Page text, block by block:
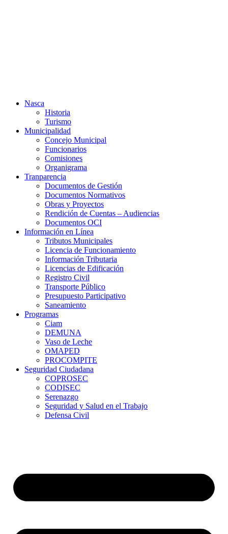
Nasca
Historia
Turismo
Municipalidad
Concejo Municipal
Funcionarios
Comisiones
Organigrama
Tranparencia
Documentos de Gestión
Documentos Normativos
Obras y Proyectos
Rendición de Cuentas – Audiencias
Documentos OCI
Información en Línea
Tributos Municipales
Licencia de Funcionamiento
Información Tributaria
Licencias de Edificación
Registro Civil
Transporte Público
Presupuesto Participativo
Saneamiento
Programas
Ciam
DEMUNA
Vaso de Leche
OMAPED
PROCOMPITE
Seguridad Ciudadana
COPROSEC
CODISEC
Serenazgo
Seguridad y Salud en el Trabajo
Defensa Civil